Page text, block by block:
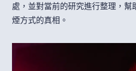
處，並對當前的研究進行整理，幫
煙方式的真相。